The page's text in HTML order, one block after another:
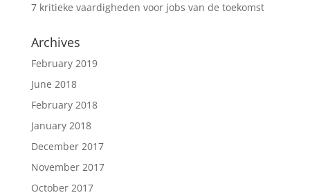
7 kritieke vaardigheden voor jobs van de toekomst
Archives
February 2019
June 2018
February 2018
January 2018
December 2017
November 2017
October 2017